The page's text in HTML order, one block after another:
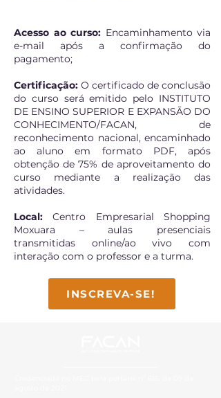
Acesso ao curso: Encaminhamento via
e-mail após a confirmação do
pagamento;
Certificação: O certificado de conclusão
do curso será emitido pelo INSTITUTO
DE ENSINO SUPERIOR E EXPANSÃO DO
CONHECIMENTO/FACAN, de
reconhecimento nacional, encaminhado
ao aluno em formato PDF, após
obtenção de 75% de aproveitamento do
curso mediante a realização das
atividades.
Local:Centro Empresarial Shopping
Moxuara – aulas presenciais
transmitidas online/ao vivo com
interação com o professor e a turma.
INSCREVA-SE!